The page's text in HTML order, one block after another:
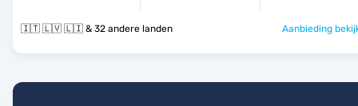
🇮🇹 🇱🇻 🇱🇮 & 32 andere landen Aanbieding